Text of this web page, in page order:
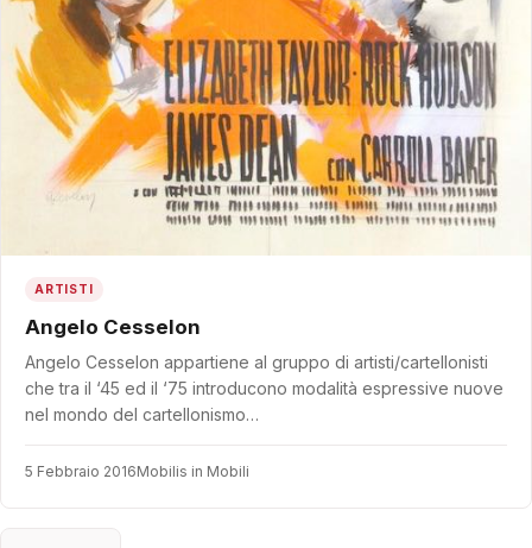
ARTISTI
Angelo Cesselon
Angelo Cesselon appartiene al gruppo di artisti/cartellonisti
che tra il ‘45 ed il ‘75 introducono modalità espressive nuove
nel mondo del cartellonismo…
5 Febbraio 2016Mobilis in Mobili